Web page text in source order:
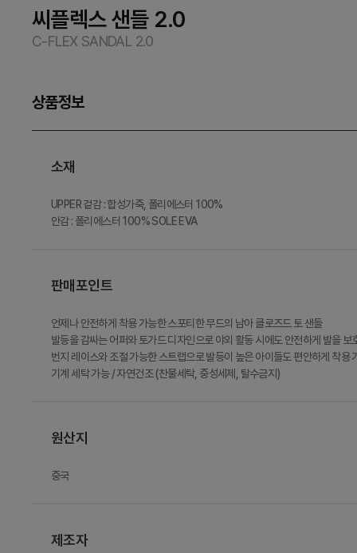
씨플렉스 샌들 2.0
C-FLEX SANDAL 2.0
상품정보
소재
UPPER 겉감 : 합성가죽, 폴리에스터 100%
안감 : 폴리에스터 100% SOLE EVA
판매포인트
언제나 안전하게 착용 가능한 스포티한 무드의 남아 클로즈드 토 샌들
발등을 감싸는 어퍼와 토가드 디자인으로 야외 활동 시에도 안전하게 발을 보
번지 레이스와 조절 가능한 스트랩으로 발등이 높은 아이들도 편안하게 착용
기계 세탁 가능 / 자연건조 (찬물세탁, 중성세제, 탈수금지)
원산지
중국
제조자